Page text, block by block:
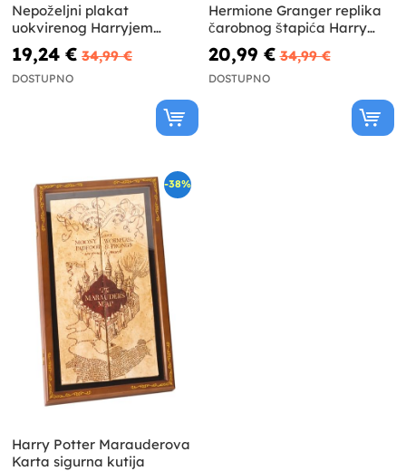
Nepoželjni plakat
uokvirenog Harryjem
Potterom broj 1
19,24 € 34,99 €
DOSTUPNO
Hermione Granger replika
čarobnog štapića Harry
Potter i Darovi Smrti
20,99 € 34,99 €
DOSTUPNO
-38%
Harry Potter Marauderova
Karta sigurna kutija